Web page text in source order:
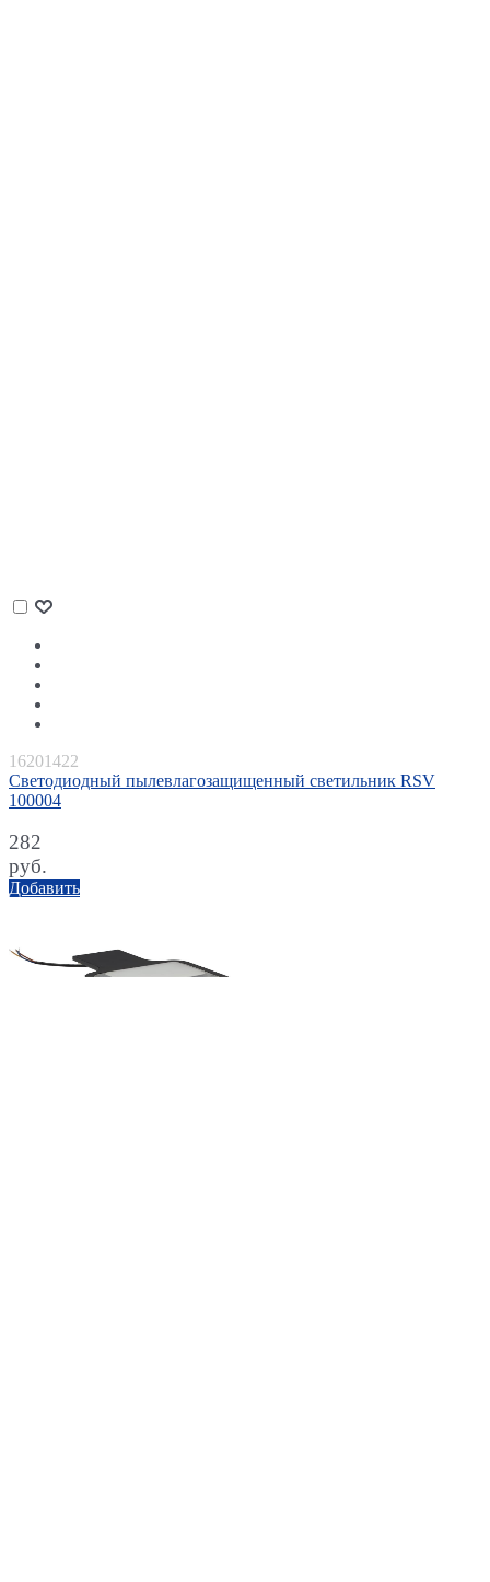
16201422
Светодиодный пылевлагозащищенный светильник RSV
100004
282
руб.
Добавить